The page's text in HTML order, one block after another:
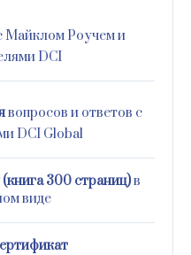
Майклом Роучем и
DCI
вопросов и ответов с
DCI Global
300 страниц)в
виде